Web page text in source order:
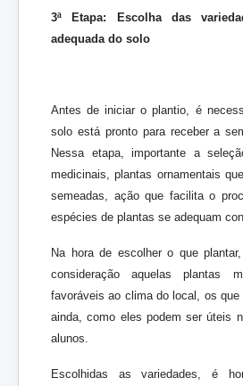
3ª Etapa: Escolha das
adequada do solo
Antes de iniciar o plantio, é
solo está pronto para receber a
Nessa etapa, importante a
medicinais, plantas ornamentais
semeadas, ação que facilita o
espécies de plantas se adequam
Na hora de escolher o que
consideração aquelas plantas
favoráveis ao clima do local, os
ainda, como eles podem ser úteis
alunos.
Escolhidas as variedades, é